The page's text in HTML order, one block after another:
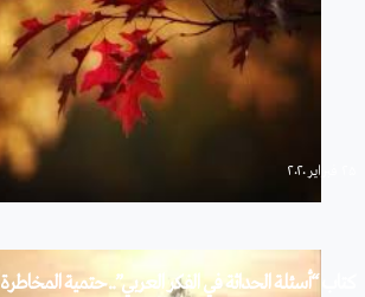
كتاب “أسئلة الحداثة في الفكر العربي”.. حتمية المخاطرة